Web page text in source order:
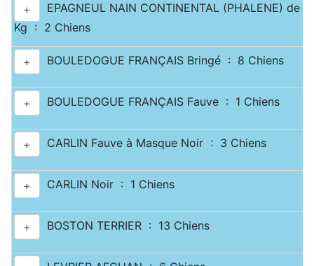
+
EPAGNEUL NAIN CONTINENTAL (PHALENE) de
Kg : 2 Chiens
+ BOULEDOGUE FRANÇAIS Bringé : 8 Chiens
+ BOULEDOGUE FRANÇAIS Fauve : 1 Chiens
+ CARLIN Fauve à Masque Noir : 3 Chiens
+ CARLIN Noir : 1 Chiens
+ BOSTON TERRIER : 13 Chiens